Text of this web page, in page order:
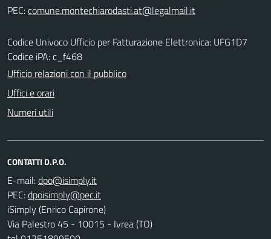
PEC:
Codice Univoco Ufficio per Fatturazione Elettronica: UFG1D7
Codice iPA: c_f468
Ufficio relazioni con il pubblico
Uffici e orari
Numeri utili
CONTATTI D.P.O.
E-mail:
PEC:
iSimply (Enrico Capirone)
Via Palestro 45 - 10015 - Ivrea (TO)